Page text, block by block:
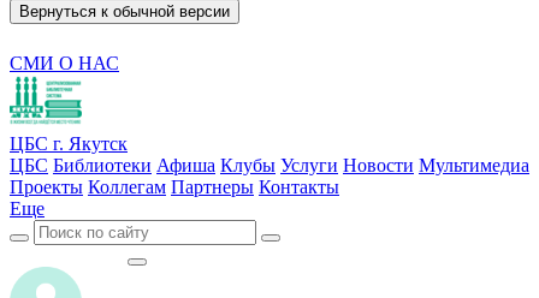
Вернуться к обычной версии
СМИ О НАС
ЦБС г. Якутск
ЦБС Библиотеки Афиша Клубы Услуги Новости Мультимедиа
Проекты Коллегам Партнеры Контакты
Еще